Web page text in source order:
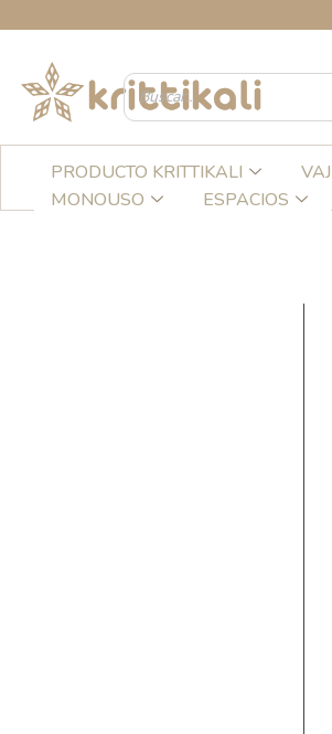
contenido
PRODUCTO KRITTIKALI
MONOUSO
ESPACIOS